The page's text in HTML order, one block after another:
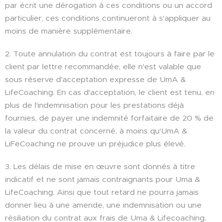
par écrit une dérogation à ces conditions ou un accord
particulier, ces conditions continueront à s'appliquer au
moins de manière supplémentaire.
2. Toute annulation du contrat est toujours à faire par le
client par lettre recommandée, elle n'est valable que
sous réserve d'acceptation expresse de UmA &
LifeCoaching. En cas d'acceptation, le client est tenu, en
plus de l'indemnisation pour les prestations déjà
fournies, de payer une indemnité forfaitaire de 20 % de
la valeur du contrat concerné, à moins qu'UmA &
LiFeCoaching ne prouve un préjudice plus élevé.
3. Les délais de mise en œuvre sont donnés à titre
indicatif et ne sont jamais contraignants pour Uma &
LifeCoaching. Ainsi que tout retard ne pourra jamais
donner lieu à une amende, une indemnisation ou une
résiliation du contrat aux frais de Uma & Lifecoaching.